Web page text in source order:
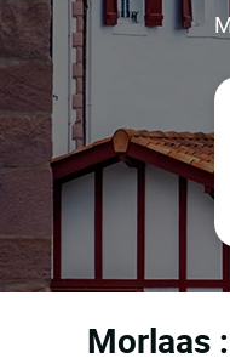
Morlaas